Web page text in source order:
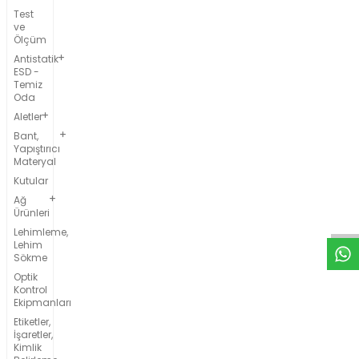
Test
ve
Ölçüm
Antistatik
ESD -
Temiz
Oda
Aletler
Bant,
Yapıştırıcı
Materyal
Kutular
Ağ
Ürünleri
Lehimleme,
Lehim
Sökme
Optik
Kontrol
Ekipmanları
Etiketler,
İşaretler,
Kimlik